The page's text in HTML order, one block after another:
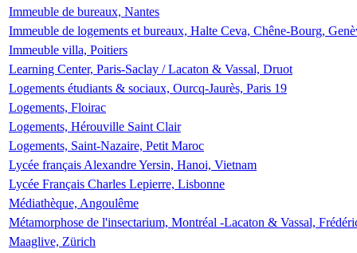
Immeuble de bureaux, Nantes
Immeuble de logements et bureaux, Halte Ceva, Chêne-Bourg,
Immeuble villa, Poitiers
Learning Center, Paris-Saclay / Lacaton & Vassal, Druot
Logements étudiants & sociaux, Ourcq-Jaurès, Paris 19
Logements, Floirac
Logements, Hérouville Saint Clair
Logements, Saint-Nazaire, Petit Maroc
Lycée français Alexandre Yersin, Hanoi, Vietnam
Lycée Français Charles Lepierre, Lisbonne
Médiathèque, Angoulême
Métamorphose de l'insectarium, Montréal -Lacaton & Vassal,
Maaglive, Zürich